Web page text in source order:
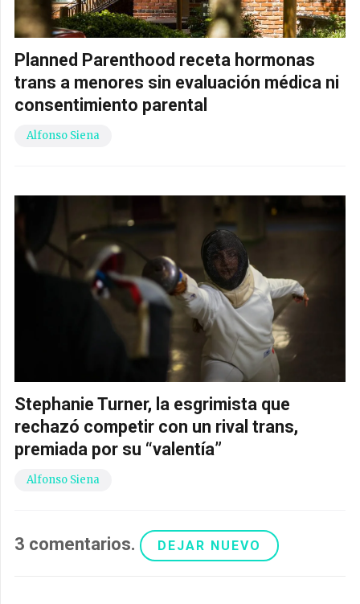
Planned Parenthood receta hormonas
trans a menores sin evaluación médica ni
consentimiento parental
Alfonso Siena
Stephanie Turner, la esgrimista que
rechazó competir con un rival trans,
premiada por su “valentía”
Alfonso Siena
3 comentarios. DEJAR NUEVO